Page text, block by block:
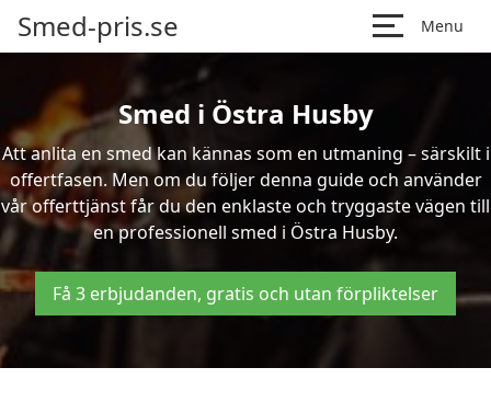
Smed-pris.se Menu
Smed i Östra Husby
Att anlita en smed kan kännas som en utmaning – särskilt i
offertfasen. Men om du följer denna guide och använder
vår offerttjänst får du den enklaste och tryggaste vägen till
en professionell smed i Östra Husby.
Få 3 erbjudanden, gratis och utan förpliktelser